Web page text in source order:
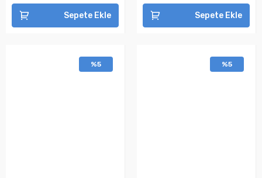
Sepete Ekle Sepete Ekle
%5 %5